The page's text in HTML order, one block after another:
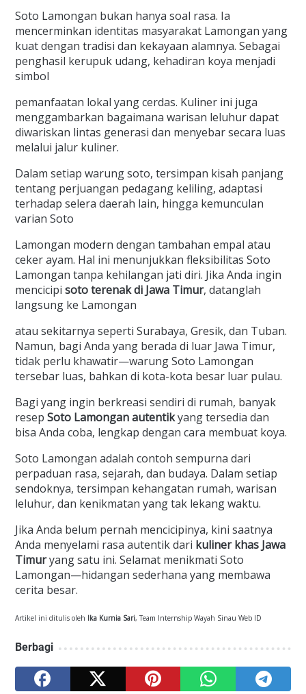
Soto Lamongan bukan hanya soal rasa. Ia
mencerminkan identitas masyarakat Lamongan yang
kuat dengan tradisi dan kekayaan alamnya. Sebagai
penghasil kerupuk udang, kehadiran koya menjadi
simbol
pemanfaatan lokal yang cerdas. Kuliner ini juga
menggambarkan bagaimana warisan leluhur dapat
diwariskan lintas generasi dan menyebar secara luas
melalui jalur kuliner.
Dalam setiap warung soto, tersimpan kisah panjang
tentang perjuangan pedagang keliling, adaptasi
terhadap selera daerah lain, hingga kemunculan
varian Soto
Lamongan modern dengan tambahan empal atau
ceker ayam. Hal ini menunjukkan fleksibilitas Soto
Lamongan tanpa kehilangan jati diri. Jika Anda ingin
mencicipi soto terenak di Jawa Timur, datanglah
langsung ke Lamongan
atau sekitarnya seperti Surabaya, Gresik, dan Tuban.
Namun, bagi Anda yang berada di luar Jawa Timur,
tidak perlu khawatir—warung Soto Lamongan
tersebar luas, bahkan di kota-kota besar luar pulau.
Bagi yang ingin berkreasi sendiri di rumah, banyak
resep Soto Lamongan autentikyang tersedia dan
bisa Anda coba, lengkap dengan cara membuat koya.
Soto Lamongan adalah contoh sempurna dari
perpaduan rasa, sejarah, dan budaya. Dalam setiap
sendoknya, tersimpan kehangatan rumah, warisan
leluhur, dan kenikmatan yang tak lekang waktu.
Jika Anda belum pernah mencicipinya, kini saatnya
Anda menyelami rasa autentik dari kuliner khas Jawa
Timuryang satu ini. Selamat menikmati Soto
Lamongan—hidangan sederhana yang membawa
cerita besar.
Artikel ini ditulis oleh Ika Kurnia Sari, Team Internship Wayah Sinau Web ID
Berbagi